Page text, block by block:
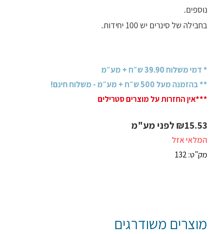
נוספים.
בחבילה של סינרים יש 100 יחידות.
* דמי משלוח 39.90 ש״ח + מע״מ
** בהזמנה מעל 500 ש״ח + מע״מ - משלוח חינם!
***אין החזרות על מוצרים סטרילים
₪15.53 לפני מע"מ
המלאי אזל
מק"ט: 132
מוצרים משודרגים